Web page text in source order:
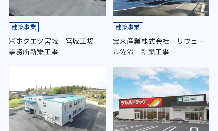
建築事業
㈱ホクエツ宮城 宮城工場
事務所新築工事
建築事業
宝来産業株式会社 リヴェー
ル佐沼 新築工事